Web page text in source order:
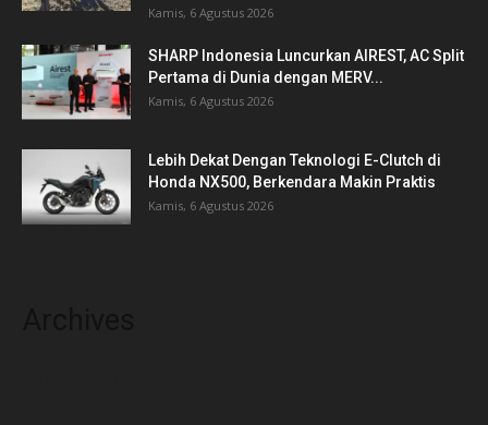
Kamis, 6 Agustus 2026
SHARP Indonesia Luncurkan AIREST, AC Split
Pertama di Dunia dengan MERV...
Kamis, 6 Agustus 2026
Lebih Dekat Dengan Teknologi E-Clutch di
Honda NX500, Berkendara Makin Praktis
Kamis, 6 Agustus 2026